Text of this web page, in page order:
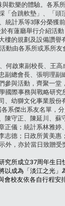
歡樂的體驗。各系
合跳軟墊」、「
計系等3隊分榮獲
有蓮廳舉行介紹活
的規劃及設備讚譽
由各系所或系所
啟東副校長、王
總會長、張明理
與活動，齊聚一堂
際事務與戰略研
幼獅文化事業股份
系傑出系友名單，
守正、陳延川、
儀；統計系林雅婷
德；日政所黃美
，亦於當日致贈
所成立37周年生
成為「淡江之光」
校友依各自行程安